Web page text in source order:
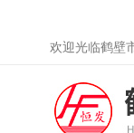
欢迎光临鹤壁